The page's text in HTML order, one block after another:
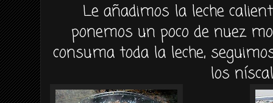
Le añadimos la leche
ponemos un poco de nuez
consuma toda la leche,
los